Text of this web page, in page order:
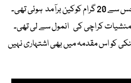
کے خلاف درج کیا گیا تھا، جس سے 20 گرام کوکین برآمد ہوئی تھی۔
کراچی کی انمول سے لی تھی۔
کو اس مقدمہ میں بھی اشتہاری نہیں